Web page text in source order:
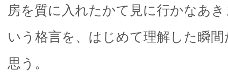
房を質に入れたかて見に行かなあ
いう格言を、はじめて理解した瞬
思う。